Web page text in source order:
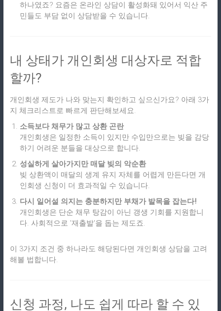
하나였죠? 요즘은 온라인 상담이 활성화돼 있어서 익산 주
민들도 부담 없이 상담받을 수 있습니다.
내 상태가 개인회생 대상자로 적합
할까?
개인회생 제도가 나와 맞는지 확인하고 싶으신가요? 아래 3가
지 체크리스트로 빠르게 판단해보세요.
소득보다 채무가 많고 상환 곤란
개인회생은 일정한 소득이 있지만 수입만으로는 빚을 감당
하기 어려운 분들을 대상으로 합니다.
성실하게 살아가지만 매달 빚의 악순환
빚 상환액이 매달의 생계 유지 자체를 어렵게 만든다면 개
인회생 신청이 더 효과적일 수 있습니다.
다시 일어설 의지는 충분하지만 부채가 발목을 잡는다!
개인회생은 단순 채무 탕감이 아닌 갱생 기회를 지원합니
다. 사회적으로 '재출발'을 돕는 제도죠.
이 3가지 조건 중 하나라도 해당된다면 개인회생 상담을 고려
해볼 법합니다.
신청 과정, 나도 쉽게 따라 할 수 있